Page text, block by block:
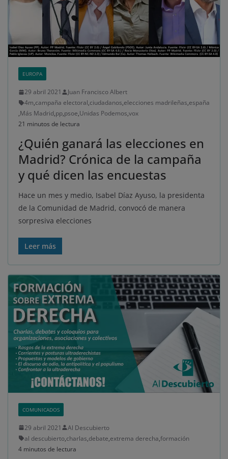
EUROPA
29 abril 2021
Juan Francisco Albert
4m,campaña electoral,ciudadanos,elecciones madrileñas,españa
,Más Madrid,pp,psoe,Unidas Podemos,vox
21 minutos de lectura
¿Quién ganará las elecciones en
Madrid? Crónica de la campaña
y qué dicen las encuestas
Hace un mes y medio, Isabel Díaz Ayuso, la presidenta
de la Comunidad de Madrid, convocó de manera
sorpresiva elecciones
Leer más
COMUNICADOS
29 abril 2021
Al Descubierto
al descubierto,charlas,debate,extrema derecha,formación
4 minutos de lectura